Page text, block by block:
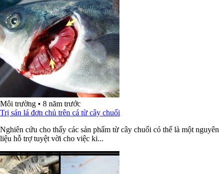
Môi trường • 8 năm trước
Trị sán lá đơn chủ trên cá từ cây chuối
Nghiên cứu cho thấy các sản phẩm từ cây chuối có thể là một nguyên
liệu hỗ trợ tuyệt vời cho việc ki...